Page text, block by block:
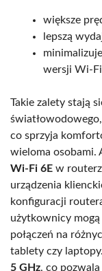
większe
lepszą
wersji Wi-
Takie zalety stają
co sprzyja
wieloma osobami.
Wi-Fi 6E w
urządzenia
konfiguracji
użytkownicy
połączeń na
tablety czy
5 GHz, co